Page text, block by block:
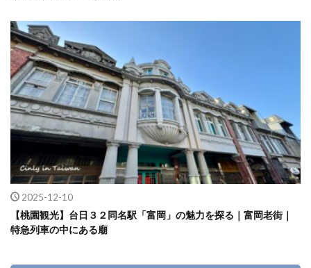
2025-12-10
【桃園観光】台日３２同名駅「富岡」の魅力を探る｜富岡老街｜
特急列車の中にある廟